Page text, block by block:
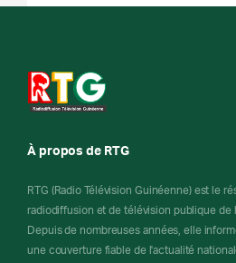
À propos de RTG
RTG (Radio Télévision Guinéenne) est le
radiodiffusion et de télévision publique de
Depuis de nombreuses années, elle
une couverture fiable de l'actualité